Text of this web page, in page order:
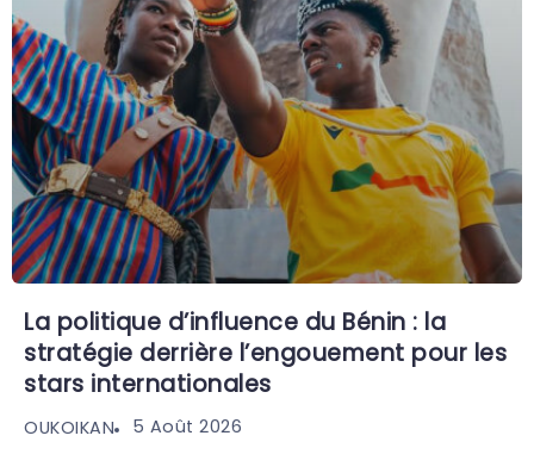
La politique d’influence du Bénin : la
stratégie derrière l’engouement pour les
stars internationales
OUKOIKAN 5 Août 2026